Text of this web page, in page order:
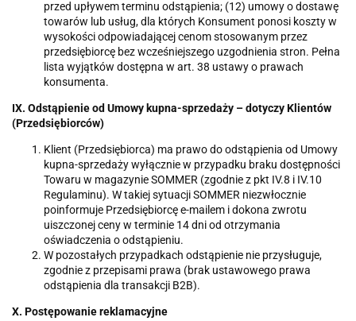
przed upływem terminu odstąpienia; (12) umowy o dostawę
towarów lub usług, dla których Konsument ponosi koszty w
wysokości odpowiadającej cenom stosowanym przez
przedsiębiorcę bez wcześniejszego uzgodnienia stron. Pełna
lista wyjątków dostępna w art. 38 ustawy o prawach
konsumenta.
IX. Odstąpienie od Umowy kupna-sprzedaży – dotyczy Klientów
(Przedsiębiorców)
Klient (Przedsiębiorca) ma prawo do odstąpienia od Umowy
kupna-sprzedaży wyłącznie w przypadku braku dostępności
Towaru w magazynie SOMMER (zgodnie z pkt IV.8 i IV.10
Regulaminu). W takiej sytuacji SOMMER niezwłocznie
poinformuje Przedsiębiorcę e-mailem i dokona zwrotu
uiszczonej ceny w terminie 14 dni od otrzymania
oświadczenia o odstąpieniu.
W pozostałych przypadkach odstąpienie nie przysługuje,
zgodnie z przepisami prawa (brak ustawowego prawa
odstąpienia dla transakcji B2B).
X. Postępowanie reklamacyjne